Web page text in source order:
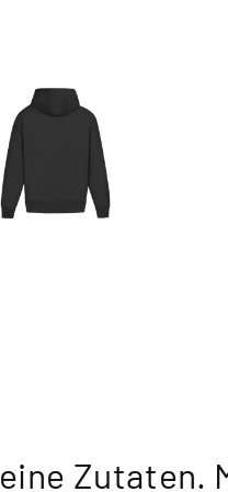
Zutaten.